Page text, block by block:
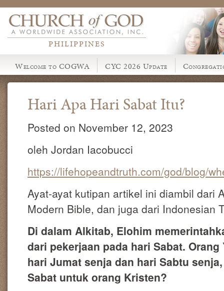
PHILIPPINES
Welcome to COGWA
CYC 2026 Update
Hari Apa Hari Sabat Itu?
Posted on November 12, 2023
oleh Jordan Iacobucci
https://lifehopeandtruth.com/god/blog/
Ayat-ayat kutipan artikel ini diambil dari
Modern Bible, dan juga dari Indonesian
Di dalam Alkitab, Elohim
dari pekerjaan pada hari Sabat.
hari Jumat senja dan hari Sabtu
Sabat untuk orang Kristen?